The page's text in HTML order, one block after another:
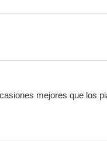
mejores que los